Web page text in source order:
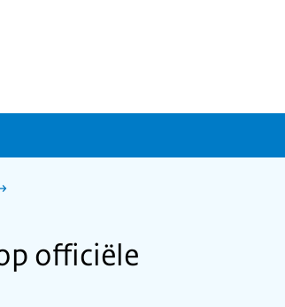
officiële